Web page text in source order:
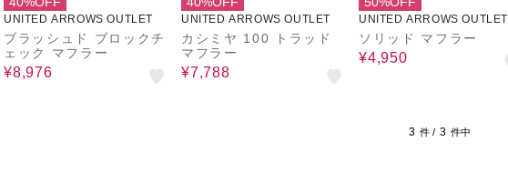
UNITED ARROWS OUTLET
ブラッシュド ブロックチ
ェック マフラー
¥8,976
UNITED ARROWS OUTLET
カシミヤ 100 トラッド
マフラー
¥7,788
UNITED ARROWS OUTLET
ソリッド マフラー
¥4,950
3 件 / 3 件中